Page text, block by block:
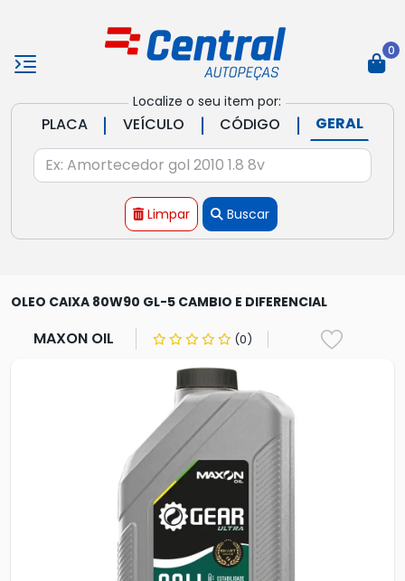
Localize o seu item por:
PLACA | VEÍCULO | CÓDIGO | GERAL
Limpar Buscar
0
OLEO CAIXA 80W90 GL-5 CAMBIO E DIFERENCIAL
MAXON OIL (0)